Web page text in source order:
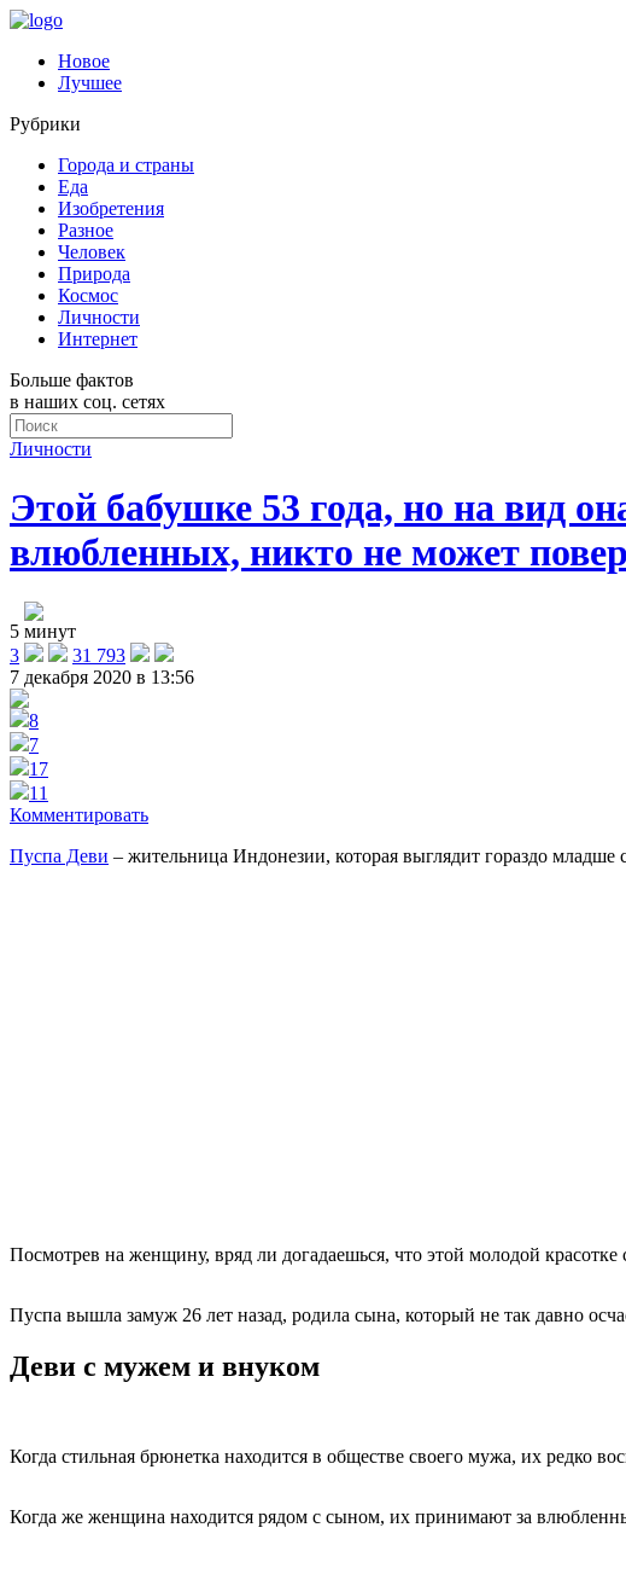
Новое
Лучшее
Рубрики
Города и страны
Еда
Изобретения
Разное
Человек
Природа
Космос
Личности
Интернет
Больше фактов
в наших соц. сетях
Личности
Этой бабушке 53 года, но на вид
влюбленных, никто не может
5 минут
3
31 793
7 декабря 2020 в 13:56
8
7
17
11
Комментировать
Пуспа Деви – жительница Индонезии, которая выглядит гораздо
Посмотрев на женщину, вряд ли догадаешься, что этой молодой
Пуспа вышла замуж 26 лет назад, родила сына, который не так давно
Деви с мужем и внуком
Когда стильная брюнетка находится в обществе своего мужа, их редко
Когда же женщина находится рядом с сыном, их принимают за